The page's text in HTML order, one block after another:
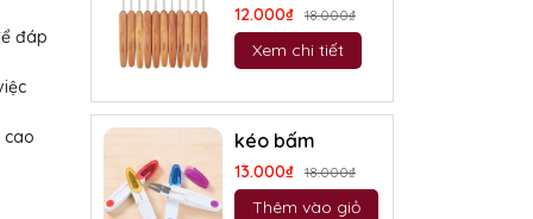
đáp
cao
12.000₫ 18.000₫
Xem chi tiết
kéo bấm
13.000₫ 18.000₫
Thêm vào giỏ